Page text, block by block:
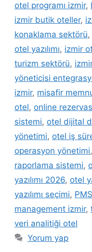
otel programı izmir,
izmir butik oteller,
konaklama sektörü,
otel yazılımı, izmir
turizm sektörü,
yöneticisi
izmir, misafir
otel, online
sistemi, otel dijital
yönetimi, otel iş
operasyon yönetimi,
raporlama sistemi,
yazılımı 2026, otel
yazılımı seçimi,
management izmir,
veri analitiği otel
Yorum yap